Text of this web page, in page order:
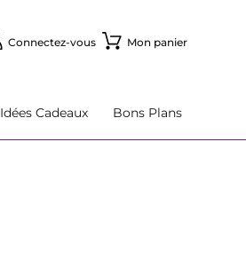
Connectez-vous Mon panier
Idées Cadeaux Bons Plans